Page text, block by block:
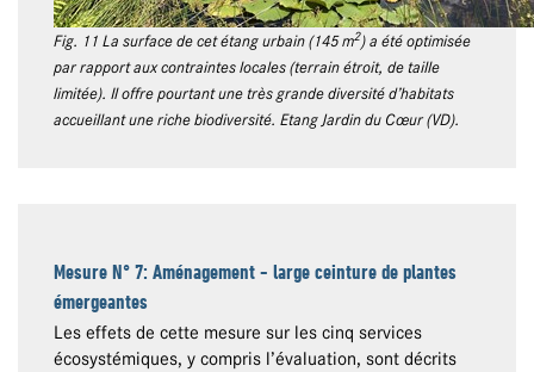
Fig. 11 La surface de cet étang urbain (145 m2) a été optimisée
par rapport aux contraintes locales (terrain étroit, de taille
limitée). Il offre pourtant une très grande diversité d’habitats
accueillant une riche biodiversité. Etang Jardin du Cœur (VD).
Mesure N° 7: Aménagement - large ceinture de plantes
émergeantes
Les effets de cette mesure sur les cinq services
écosystémiques, y compris l’évaluation, sont décrits